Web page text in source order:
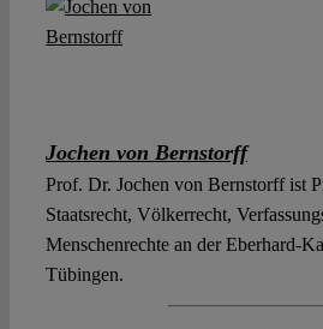
Jochen von Bernstorff
Prof. Dr. Jochen von Bernstorff ist
Staatsrecht, Völkerrecht,
Menschenrechte an der Eberhard-
Tübingen.